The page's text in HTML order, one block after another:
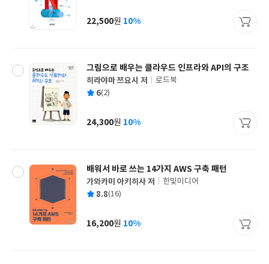
사
가
22,500원 10%
그림으로 배우는 클라우드 인프라와 API의 구조
글
쓴
히라야마 쯔요시 저
출
사
로드북
평 6(2)
가
24,300원 10%
배워서 바로 쓰는 14가지 AWS 구축 패턴
글
쓴
가와카미 아키히사 저
출
사
한빛미디어
평 8.8(16)
가
16,200원 10%